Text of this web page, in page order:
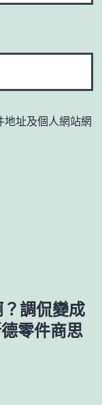
址及個人網站網
調侃變成
零件商思